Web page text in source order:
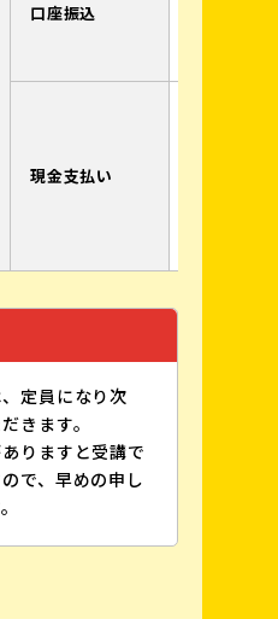
口座振込
現金支払い
定員になり次
きます。
りますと受講で
で、早めの申し